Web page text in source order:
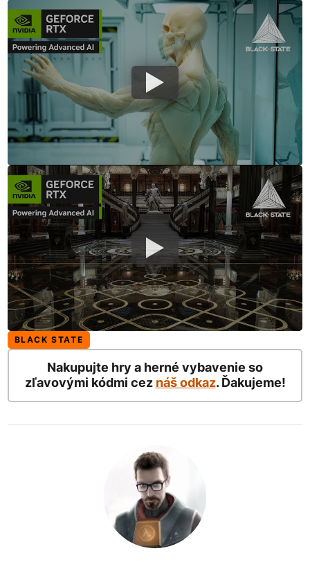
BLACK STATE
Nakupujte hry a herné vybavenie so
zľavovými kódmi cez náš odkaz. Ďakujeme!